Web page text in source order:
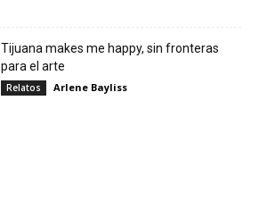
Tijuana makes me happy, sin fronteras
para el arte
Relatos Arlene Bayliss